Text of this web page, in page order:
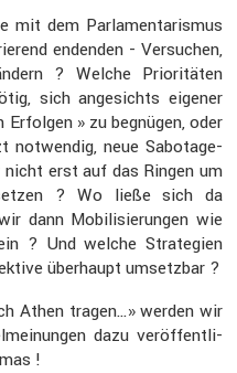
mit dem Parla­men­ta­rismus
endenden - Versu­chen,
? Welche Priori­täten
sich angesichts eigener
» zu begnügen, oder
notwendig, neue Sabota­ge­
erst auf das Ringen um
? Wo ließe sich da
dann Mobili­sie­rungen wie
? Und welche Strate­gien
überhaupt umsetzbar ?
Athen tragen…» werden wir
dazu veröf­fent­li­
!